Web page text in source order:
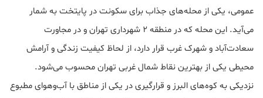
عمومی، یکی از محله‌های جذاب برای سکونت در پایتخت به شمار
می‌آید. این محله که در منطقه ۲ شهرداری تهران و در مجاورت
سعادت‌آباد و شهرک غرب قرار دارد، از لحاظ کیفیت زندگی و آرامش
محیطی یکی از بهترین نقاط شمال غربی تهران محسوب می‌شود.
نزدیکی به کوه‌های البرز و قرارگیری در یکی از مناطق با آب‌وهوای مطبوع